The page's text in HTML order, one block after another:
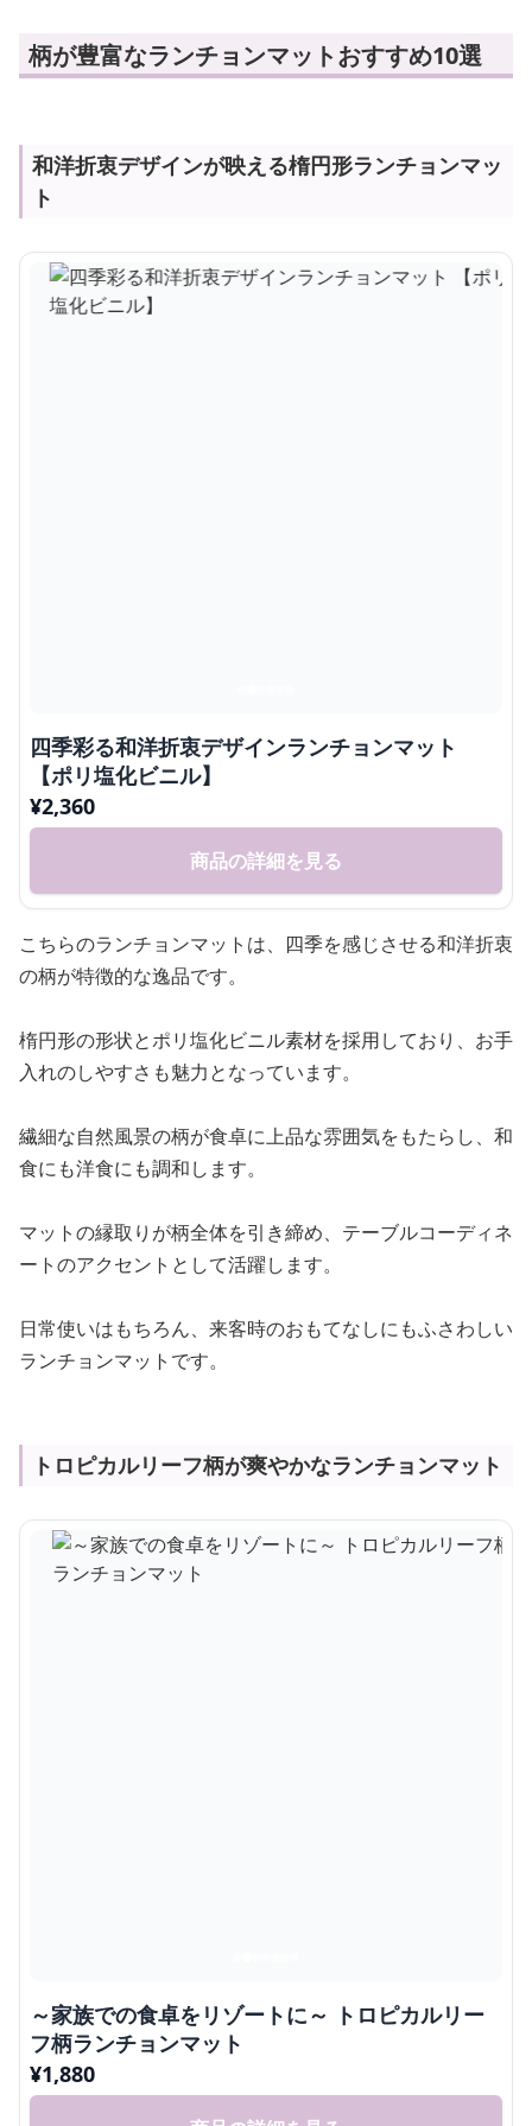
柄が豊富なランチョンマットおすすめ10選
和洋折衷デザインが映える楕円形ランチョンマッ
ト
四季彩る和洋折衷デザインランチョンマット
【ポリ塩化ビニル】
¥2,360
商品の詳細を見る
こちらのランチョンマットは、四季を感じさせる和洋折衷
の柄が特徴的な逸品です。
楕円形の形状とポリ塩化ビニル素材を採用しており、お手
入れのしやすさも魅力となっています。
繊細な自然風景の柄が食卓に上品な雰囲気をもたらし、和
食にも洋食にも調和します。
マットの縁取りが柄全体を引き締め、テーブルコーディネ
ートのアクセントとして活躍します。
日常使いはもちろん、来客時のおもてなしにもふさわしい
ランチョンマットです。
トロピカルリーフ柄が爽やかなランチョンマット
～家族での食卓をリゾートに～ トロピカルリー
フ柄ランチョンマット
¥1,880